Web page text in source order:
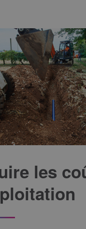
les